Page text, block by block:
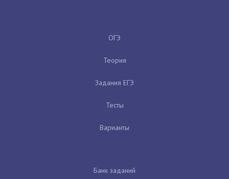
ОГЭ
Теория
Задания ЕГЭ
Тесты
Варианты
Банк заданий